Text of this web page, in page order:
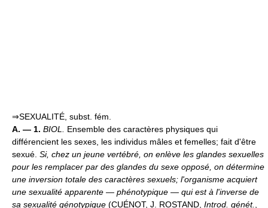
⇒SEXUALITÉ, subst. fém.
A. — 1. BIOL. Ensemble des caractères physiques qui
différencient les sexes, les individus mâles et femelles; fait d'être
sexué. Si, chez un jeune vertébré, on enlève les glandes sexuelles
pour les remplacer par des glandes du sexe opposé, on détermine
une inversion totale des caractères sexuels; l'organisme acquiert
une sexualité apparente — phénotypique — qui est à l'inverse de
sa sexualité génotypique (CUÉNOT, J. ROSTAND, Introd. génét.